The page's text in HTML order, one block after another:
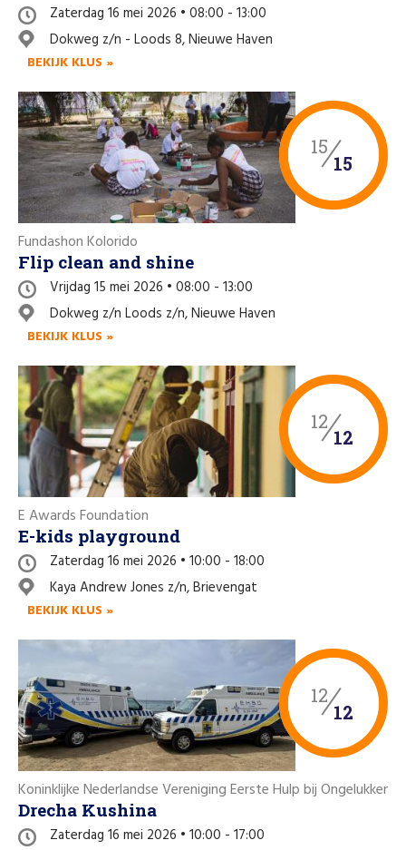
Zaterdag 16 mei 2026 • 08:00 - 13:00
Dokweg z/n - Loods 8, Nieuwe Haven
BEKIJK KLUS »
15
15
Fundashon Kolorido
Flip clean and shine
Vrijdag 15 mei 2026 • 08:00 - 13:00
Dokweg z/n Loods z/n, Nieuwe Haven
BEKIJK KLUS »
12
12
E Awards Foundation
E-kids playground
Zaterdag 16 mei 2026 • 10:00 - 18:00
Kaya Andrew Jones z/n, Brievengat
BEKIJK KLUS »
12
12
Koninklijke Nederlandse Vereniging Eerste Hulp bij Ongelukken
Drecha Kushina
Zaterdag 16 mei 2026 • 10:00 - 17:00